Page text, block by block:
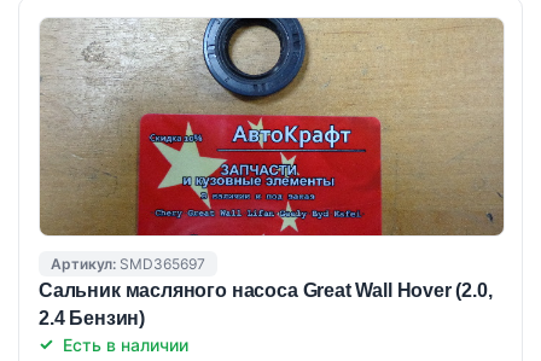
Артикул: SMD365697
Сальник масляного насоса Great Wall Hover (2.0,
2.4 Бензин)
Есть в наличии